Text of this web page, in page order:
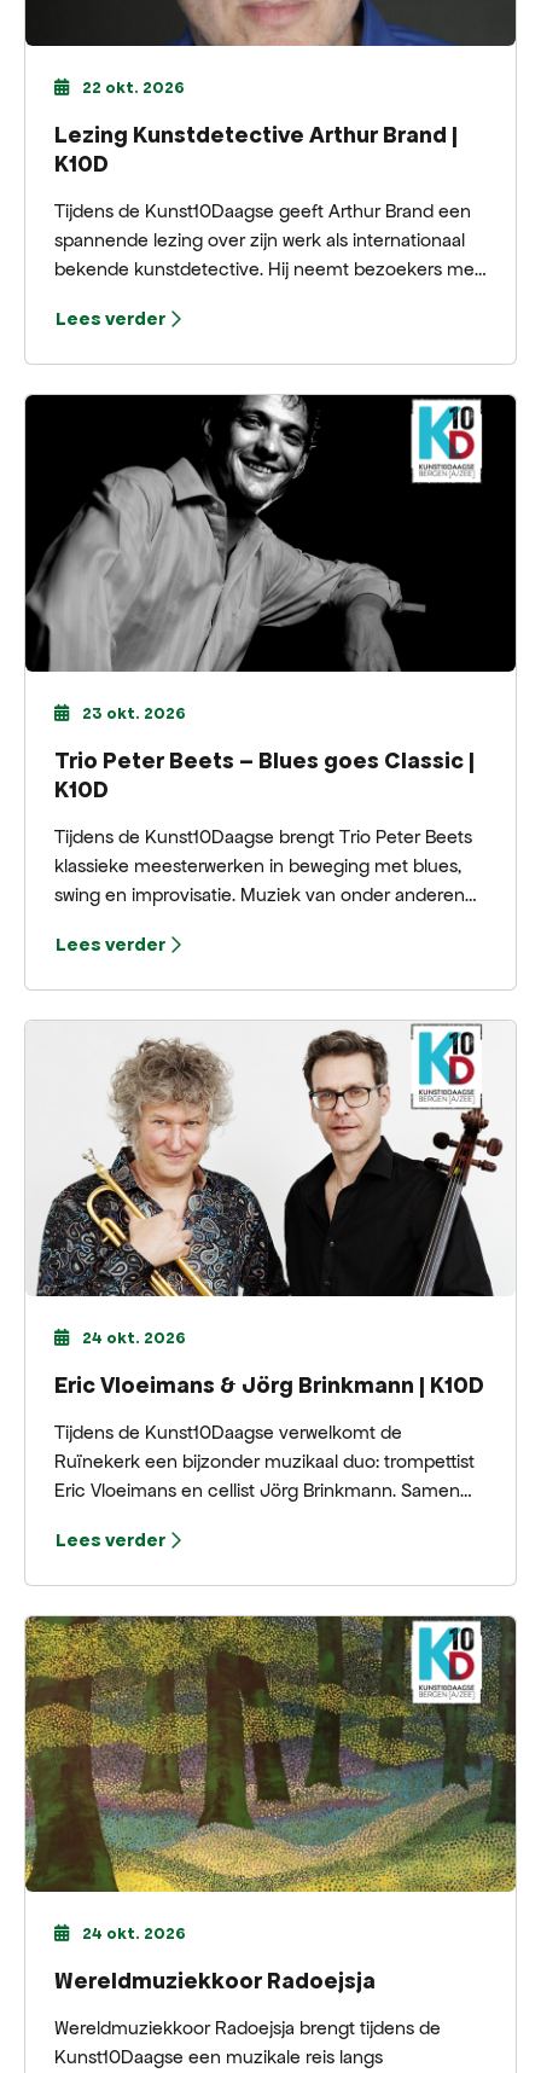
22 okt. 2026
Lezing Kunstdetective Arthur Brand |
K10D
Tijdens de Kunst10Daagse geeft Arthur Brand een
spannende lezing over zijn werk als internationaal
bekende kunstdetective. Hij neemt bezoekers mee
gestolen schatten en de zoektocht naar kunst die
Lees verder
23 okt. 2026
Trio Peter Beets – Blues goes Classic |
K10D
Tijdens de Kunst10Daagse brengt Trio Peter Beets
klassieke meesterwerken in beweging met blues,
swing en improvisatie. Muziek van onder anderen
avontuurlijke nieuwe lading, zonder de kracht van
Lees verder
24 okt. 2026
Eric Vloeimans & Jörg Brinkmann | K10D
Tijdens de Kunst10Daagse verwelkomt de
Ruïnekerk een bijzonder muzikaal duo: trompettist
Eric Vloeimans en cellist Jörg Brinkmann. Samen
improvisatie en warme klanklandschappen
Lees verder
24 okt. 2026
Wereldmuziekkoor Radoejsja
Wereldmuziekkoor Radoejsja brengt tijdens de
Kunst10Daagse een muzikale reis langs